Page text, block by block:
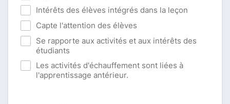
Intérêts des élèves intégrés dans la leçon
Capte l'attention des élèves
Se rapporte aux activités et aux intérêts des
étudiants
Les activités d'échauffement sont liées à
l'apprentissage antérieur.